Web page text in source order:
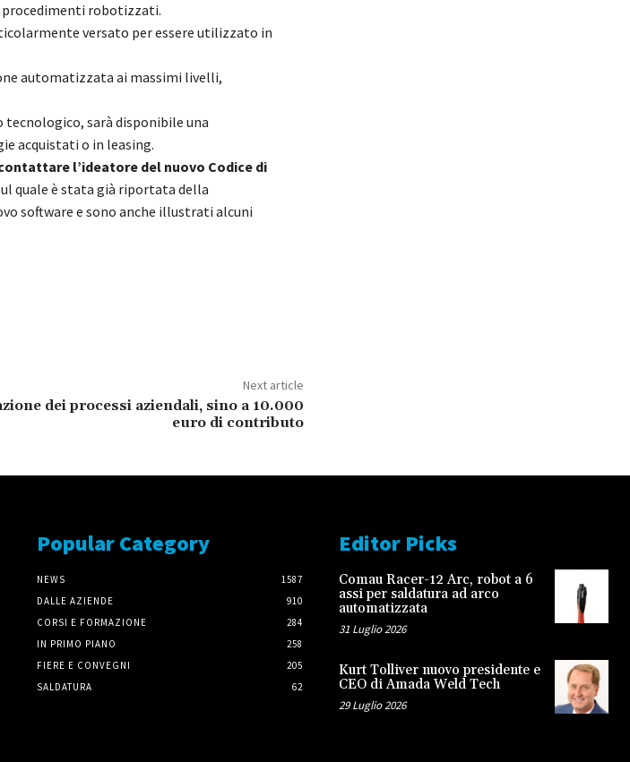
procedimenti robotizzati.
versato per essere utilizzato in
automatizzata ai massimi livelli,
tecnologico, sarà disponibile una
acquistati o in leasing.
l’ideatore del nuovo Codice di
quale è stata già riportata della
software e sono anche illustrati alcuni
Next article
dei processi aziendali, sino a 10.000
euro di contributo
Popular Category
NEWS
1587
DALLE AZIENDE
910
CORSI E FORMAZIONE
284
IN PRIMO PIANO
258
FIERE E CONVEGNI
205
SALDATURA
62
Editor Picks
Comau Racer-12 Arc, robot a 6
assi per saldatura ad arco
automatizzata
31 Luglio 2026
Kurt Tolliver nuovo presidente e
CEO di Amada Weld Tech
29 Luglio 2026